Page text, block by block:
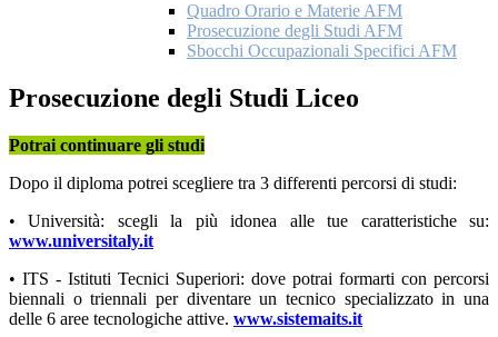
Quadro Orario e Materie AFM
Prosecuzione degli Studi AFM
Sbocchi Occupazionali Specifici AFM
Prosecuzione degli Studi Liceo
Potrai continuare gli studi
Dopo il diploma potrei scegliere tra 3 differenti percorsi di studi:
• Università: scegli la più idonea alle tue caratteristiche su:
www.universitaly.it
• ITS - Istituti Tecnici Superiori: dove potrai formarti con percorsi
biennali o triennali per diventare un tecnico specializzato in una
delle 6 aree tecnologiche attive. www.sistemaits.it